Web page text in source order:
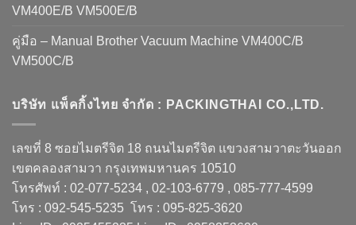
VM400E/B VM500E/B
คู่มือ – Manual Brother Vacuum Machine VM400C/B
VM500C/B
บริษัท แพ็คกิ้งไทย จำกัด : PACKINGTHAI CO.,LTD.
เลขที่ 8 ซอยไมตรีจิต 18 ถนนไมตรีจิต แขวงสามวาตะวันออก
เขตคลองสามวา กรุงเทพมหานคร 10510
โทรศัพท์ : 02-077-5234 , 02-103-6779 , 085-777-4599
โทร : 092-545-5235 โทร : 095-825-3620